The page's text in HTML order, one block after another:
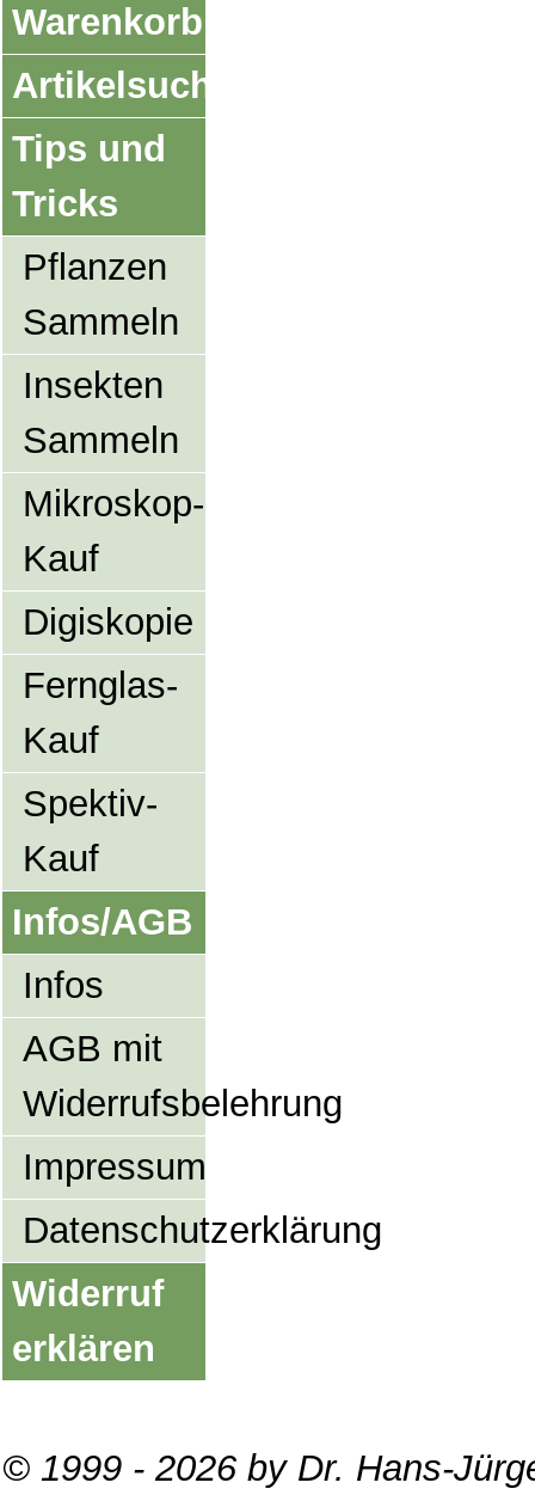
Warenkorb
Artikelsuche
Tips und
Tricks
Pflanzen
Sammeln
Insekten
Sammeln
Mikroskop-
Kauf
Digiskopie
Fernglas-
Kauf
Spektiv-
Kauf
Infos/AGB
Infos
AGB mit
Widerrufsbelehrung
Impressum
Datenschutzerklärung
Widerruf
erklären
© 1999 - 2026 by Dr. Hans-